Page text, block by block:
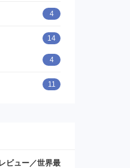
4
14
4
11
ビュー／世界最